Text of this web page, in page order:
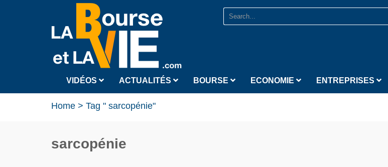
VIDÉOS ACTUALITÉS BOURSE ECONOMIE ENTREPRISES
Home > Tag " sarcopénie"
sarcopénie